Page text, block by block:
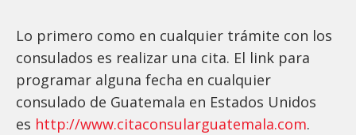
Lo primero como en cualquier trámite con los
consulados es realizar una cita. El link para
programar alguna fecha en cualquier
consulado de Guatemala en Estados Unidos
es http://www.citaconsularguatemala.com.